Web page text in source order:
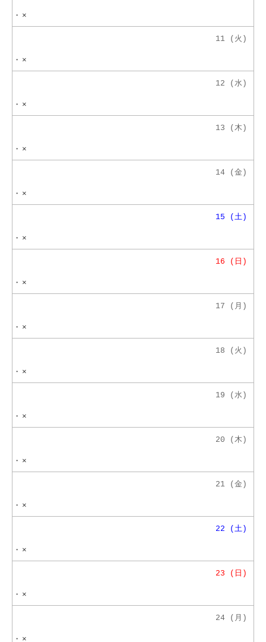
・ ×
11 (火)
・ ×
12 (水)
・ ×
13 (木)
・ ×
14 (金)
・ ×
15 (土)
・ ×
16 (日)
・ ×
17 (月)
・ ×
18 (火)
・ ×
19 (水)
・ ×
20 (木)
・ ×
21 (金)
・ ×
22 (土)
・ ×
23 (日)
・ ×
24 (月)
・ ×